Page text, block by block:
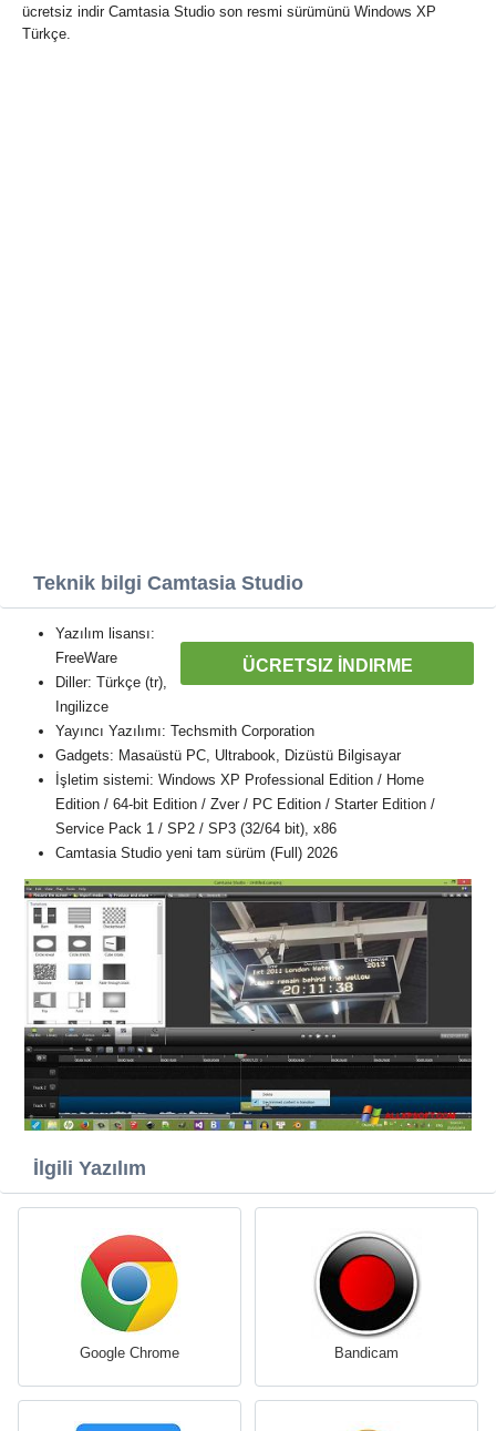
ücretsiz indir Camtasia Studio son resmi sürümünü Windows XP
Türkçe.
Teknik bilgi Camtasia Studio
ÜCRETSIZ İNDIRME
Yazılım lisansı:
FreeWare
Diller: Türkçe (tr),
Ingilizce
Yayıncı Yazılımı: Techsmith Corporation
Gadgets: Masaüstü PC, Ultrabook, Dizüstü Bilgisayar
İşletim sistemi: Windows XP Professional Edition / Home
Edition / 64-bit Edition / Zver / PC Edition / Starter Edition /
Service Pack 1 / SP2 / SP3 (32/64 bit), x86
Camtasia Studio yeni tam sürüm (Full) 2026
İlgili Yazılım
Google Chrome Bandicam